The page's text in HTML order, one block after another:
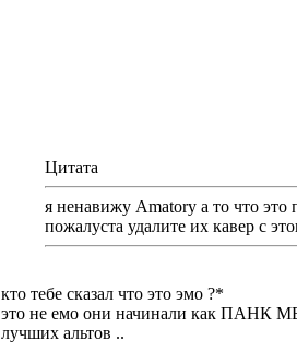
Цитата
я ненавижу Amatory а то что это
пожалуста удалите их кавер с
кто тебе сказал что это эмо ?*
это не емо они начинали как ПАНК
лучших альтов ..